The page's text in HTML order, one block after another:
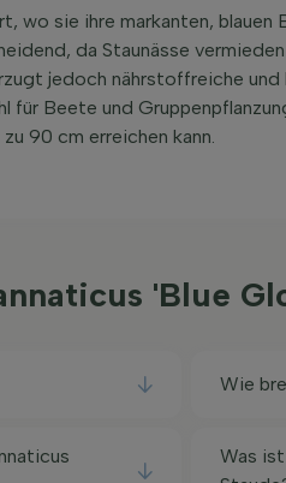
sie ihre markanten, blauen
da Staunässe
jedoch nährstoffreiche und
für Beete und
90 cm erreichen kann.
'Blue
Wie
Was